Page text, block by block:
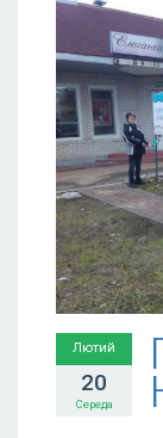
Лютий
20
Середа